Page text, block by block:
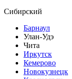
Сибирский
Барнаул
Улан-Удэ
Чита
Иркутск
Кемерово
Новокузнецк